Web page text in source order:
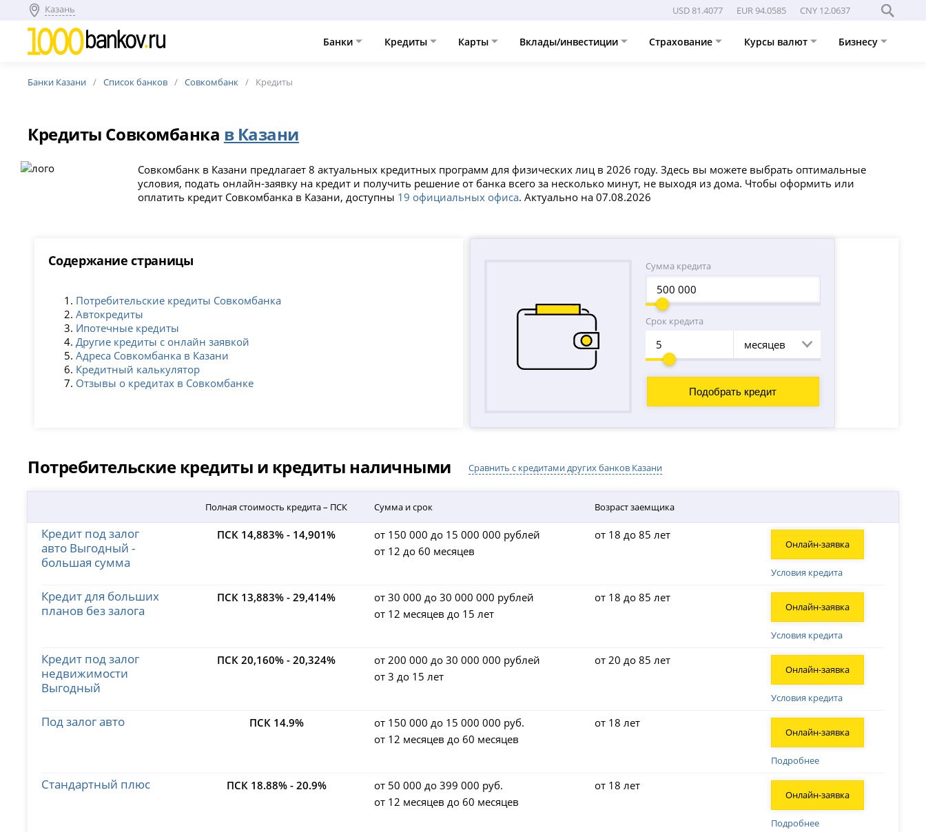
Казань USD 81.4077 EUR 94.0585 CNY 12.0637
Банки Кредиты Карты Вклады/инвестиции Страхование Курсы валют Бизнесу
Банки Казани Список банков Совкомбанк Кредиты
Кредиты Совкомбанка в Казани
Совкомбанк в Казани предлагает 8 актуальных кредитных программ для физических лиц в 2026 году. Здесь вы можете выбрать оптимальные
условия, подать онлайн-заявку на кредит и получить решение от банка всего за несколько минут, не выходя из дома. Чтобы оформить или
оплатить кредит Совкомбанка в Казани, доступны 19 официальных офиса. Актуально на 07.08.2026
Содержание страницы
Потребительские кредиты Совкомбанка
Автокредиты
Ипотечные кредиты
Другие кредиты с онлайн заявкой
Адреса Совкомбанка в Казани
Кредитный калькулятор
Отзывы о кредитах в Совкомбанке
Сумма кредита
Срок кредита
месяцев
Потребительские кредиты и кредиты наличными Сравнить с кредитами других банков Казани
Полная стоимость кредита – ПСК Сумма и срок Возраст заемщика
Кредит под залог
авто Выгодный -
большая сумма
ПСК 14,883% - 14,901%
от 150 000 до 15 000 000 рублей
от 12 до 60 месяцев
от 18 до 85 лет
Условия кредита
Онлайн-заявка
Кредит для больших
планов без залога
ПСК 13,883% - 29,414%
от 30 000 до 30 000 000 рублей
от 12 месяцев до 15 лет
от 18 до 85 лет
Условия кредита
Онлайн-заявка
Кредит под залог
недвижимости
Выгодный
ПСК 20,160% - 20,324%
от 200 000 до 30 000 000 рублей
от 3 до 15 лет
от 20 до 85 лет
Условия кредита
Онлайн-заявка
Под залог авто ПСК 14.9%
от 150 000 до 15 000 000 руб.
от 12 месяцев до 60 месяцев
от 18 лет
Подробнее
Онлайн-заявка
Стандартный плюс ПСК 18.88% - 20.9%
от 50 000 до 399 000 руб.
от 12 месяцев до 60 месяцев
от 18 лет
Подробнее
Онлайн-заявка